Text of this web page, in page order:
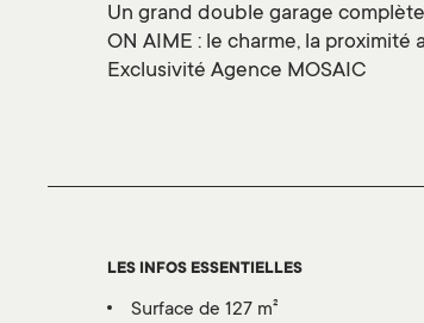
Un grand double garage
ON AIME : le charme, la
Exclusivité Agence MOSAIC
LES INFOS ESSENTIELLES
surface de 127 m²